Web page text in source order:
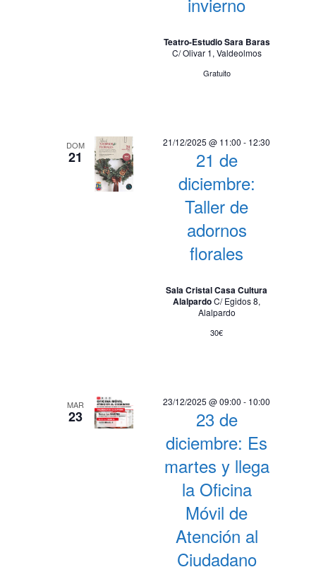
Teatro-Estudio Sara Baras
C/ Olivar 1, Valdeolmos
Gratuito
DOM
21
21 de
diciembre:
Taller de
adornos
florales
21/12/2025 @ 11:00 - 12:30
Sala Cristal Casa Cultura
AlalpardoC/ Egidos 8,
Alalpardo
30€
MAR
23
23 de
diciembre: Es
martes y llega
la Oficina
Móvil de
Atención al
Ciudadano
23/12/2025 @ 09:00 - 10:00